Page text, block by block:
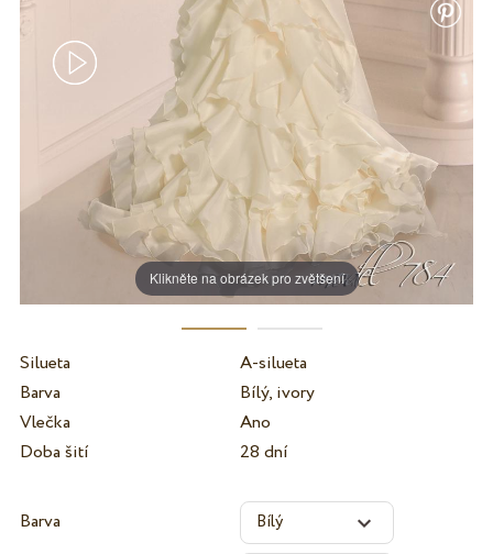
Klikněte na obrázek pro zvětšení
Silueta
A-silueta
Barva
Bílý, ivory
Vlečka
Ano
Doba šití
28 dní
Barva